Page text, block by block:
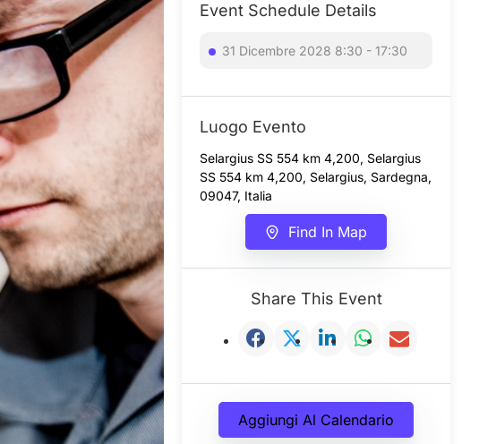
Event Schedule Details
31 Dicembre 2028 8:30 - 17:30
Luogo Evento
Selargius SS 554 km 4,200, Selargius
SS 554 km 4,200, Selargius, Sardegna,
09047, Italia
Find In Map
Share This Event
Aggiungi Al Calendario